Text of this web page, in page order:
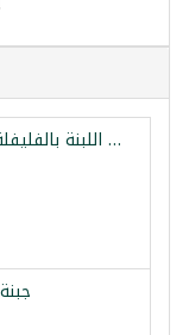
كرات اللبنة بالفليفلة الحمراء الراعي 425غ